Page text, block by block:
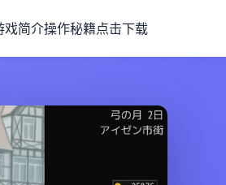
戏简介操作秘籍点击下载